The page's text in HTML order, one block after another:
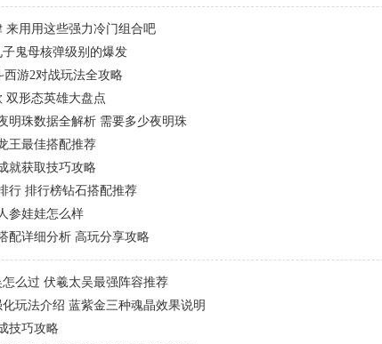
来用用这些强力冷门组合吧
鬼母核弹级别的爆发
西游2对战玩法全攻略
双形态英雄大盘点
明珠数据全解析 需要多少夜明珠
王最佳搭配推荐
就获取技巧攻略
行 排行榜钻石搭配推荐
参娃娃怎么样
配详细分析 高玩分享攻略
么过 伏羲太吴最强阵容推荐
玩法介绍 蓝紫金三种魂晶效果说明
技巧攻略